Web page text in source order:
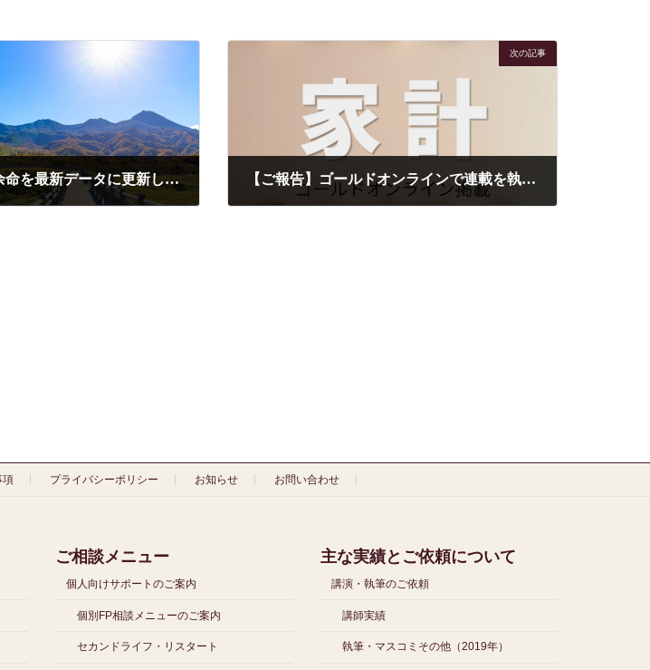
平均寿命・平均余命を最新データに更新しました（令和6年簡易生命表）
次の記事
【ご報告】ゴールドオンラインで連載を執筆することになりました
項 プライバシーポリシー お知らせ お問い合わせ
ご相談メニュー
個人向けサポートのご案内
個別FP相談メニューのご案内
セカンドライフ・リスタート
主な実績とご依頼について
講演・執筆のご依頼
講師実績
執筆・マスコミその他（2019年）